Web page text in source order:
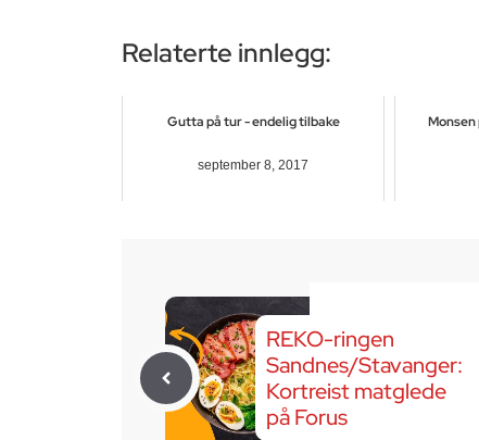
Relaterte innlegg:
Gutta på tur - endelig tilbake
september 8, 2017
REKO-ringen
Sandnes/Stavanger:
Kortreist matglede
på Forus